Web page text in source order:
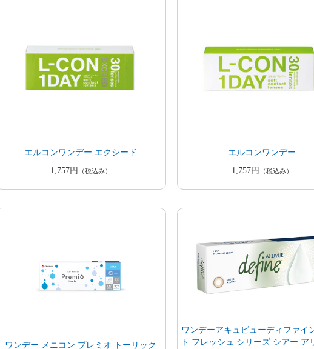
エルコンワンデー エクシード
1,757円
（税込み）
エルコンワンデー
1,757円
（税込み）
ワンデー メニコン プレミオ トーリック
ワンデーアキュビューディファイ
ト フレッシュ シリーズ シアー ア